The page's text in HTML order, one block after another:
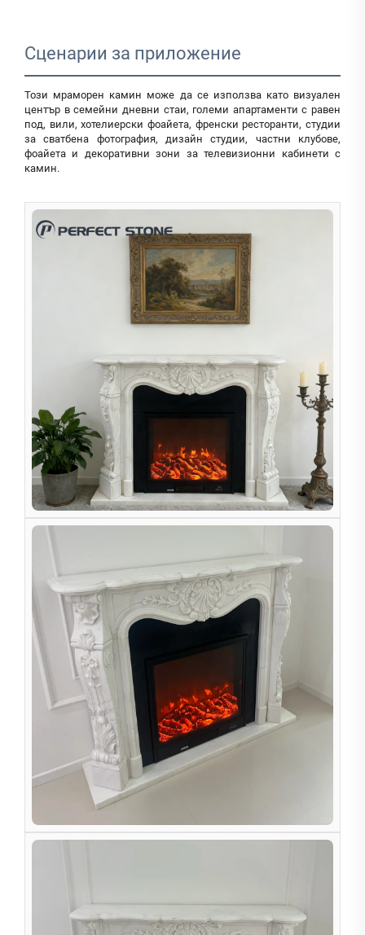
Сценарии за приложение
Този мраморен камин може да се използва като визуален
център в семейни дневни стаи, големи апартаменти с равен
под, вили, хотелиерски фоайета, френски ресторанти, студии
за сватбена фотография, дизайн студии, частни клубове,
фоайета и декоративни зони за телевизионни кабинети с
камин.